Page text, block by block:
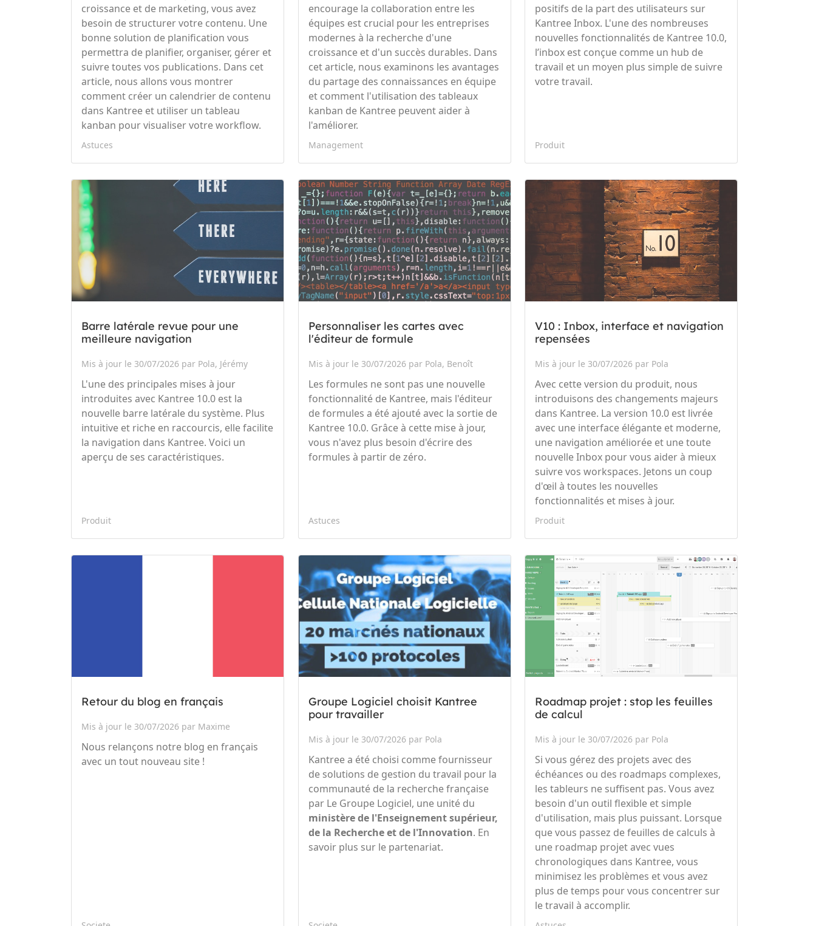
croissance et de marketing, vous avez
besoin de structurer votre contenu. Une
bonne solution de planification vous
permettra de planifier, organiser, gérer et
suivre toutes vos publications. Dans cet
article, nous allons vous montrer
comment créer un calendrier de contenu
dans Kantree et utiliser un tableau
kanban pour visualiser votre workflow.
Astuces
encourage la collaboration entre les
équipes est crucial pour les entreprises
modernes à la recherche d'une
croissance et d'un succès durables. Dans
cet article, nous examinons les avantages
du partage des connaissances en équipe
et comment l'utilisation des tableaux
kanban de Kantree peuvent aider à
l'améliorer.
Management
positifs de la part des utilisateurs sur
Kantree Inbox. L'une des nombreuses
nouvelles fonctionnalités de Kantree 10.0,
l’inbox est conçue comme un hub de
travail et un moyen plus simple de suivre
votre travail.
Produit
Barre latérale revue pour une
meilleure navigation
Mis à jour le 30/07/2026 par Pola, Jérémy
L'une des principales mises à jour
introduites avec Kantree 10.0 est la
nouvelle barre latérale du système. Plus
intuitive et riche en raccourcis, elle facilite
la navigation dans Kantree. Voici un
aperçu de ses caractéristiques.
Produit
Personnaliser les cartes avec
l'éditeur de formule
Mis à jour le 30/07/2026 par Pola, Benoît
Les formules ne sont pas une nouvelle
fonctionnalité de Kantree, mais l'éditeur
de formules a été ajouté avec la sortie de
Kantree 10.0. Grâce à cette mise à jour,
vous n'avez plus besoin d'écrire des
formules à partir de zéro.
Astuces
V10 : Inbox, interface et navigation
repensées
Mis à jour le 30/07/2026 par Pola
Avec cette version du produit, nous
introduisons des changements majeurs
dans Kantree. La version 10.0 est livrée
avec une interface élégante et moderne,
une navigation améliorée et une toute
nouvelle Inbox pour vous aider à mieux
suivre vos workspaces. Jetons un coup
d'œil à toutes les nouvelles
fonctionnalités et mises à jour.
Produit
Retour du blog en français
Mis à jour le 30/07/2026 par Maxime
Nous relançons notre blog en français
avec un tout nouveau site !
Groupe Logiciel choisit Kantree
pour travailler
Mis à jour le 30/07/2026 par Pola
Kantree a été choisi comme fournisseur
de solutions de gestion du travail pour la
communauté de la recherche française
par Le Groupe Logiciel, une unité du
ministère de l'Enseignement supérieur,
de la Recherche et de l'Innovation. En
savoir plus sur le partenariat.
Roadmap projet : stop les feuilles
de calcul
Mis à jour le 30/07/2026 par Pola
Si vous gérez des projets avec des
échéances ou des roadmaps complexes,
les tableurs ne suffisent pas. Vous avez
besoin d'un outil flexible et simple
d'utilisation, mais plus puissant. Lorsque
que vous passez de feuilles de calculs à
une roadmap projet avec vues
chronologiques dans Kantree, vous
minimisez les problèmes et vous avez
plus de temps pour vous concentrer sur
le travail à accomplir.